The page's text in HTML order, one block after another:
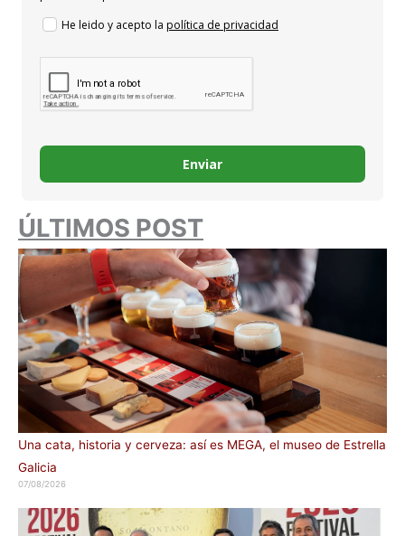
He leido y acepto la política de privacidad
Enviar
ÚLTIMOS POST
Una cata, historia y cerveza: así es MEGA, el museo de Estrella
Galicia
07/08/2026